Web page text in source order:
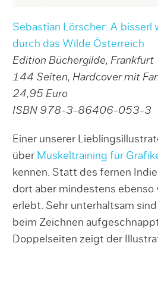
Sebastian Lörscher: A bisserl
durch das Wilde Österreich
Edition Büchergilde, Frankfurt
144 Seiten, Hardcover mit
24,95 Euro
ISBN 978-3-86406-053-3
Einer unserer
über Muskeltraining für
kennen. Statt des fernen
dort aber mindestens ebenso
erlebt. Sehr unterhaltsam
beim Zeichnen
Doppelseiten zeigt der